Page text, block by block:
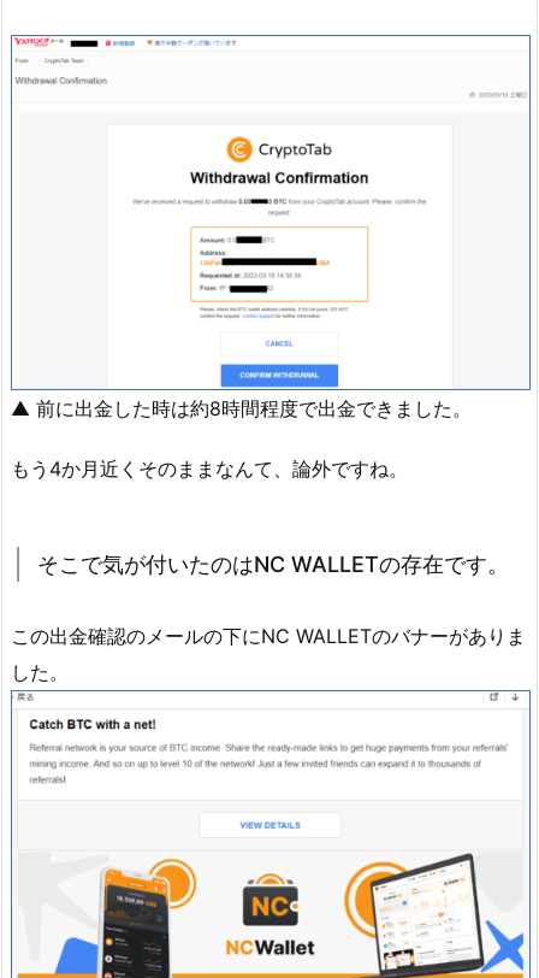
▲ 前に出金した時は約8時間程度で出金できました。
もう4か月近くそのままなんて、論外ですね。
そこで気が付いたのはNC WALLETの存在です。
この出金確認のメールの下にNC WALLETのバナーがありま
した。